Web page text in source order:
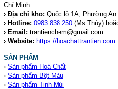
Chí Minh
› Địa chỉ kho: Quốc lộ 1A, Phường
› Hotline: 0983.838.250 (Ms Thủy)
› Email: trantienchem@gmail.com
› Website: https://hoachattrantien.com
SẢN PHẨM
› Sản phẩm Hoá Chất
› Sản phẩm Bột Màu
› Sản phẩm Tinh Mùi